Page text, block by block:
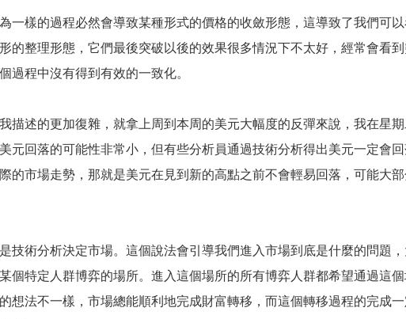
樣的過程必然會導致某種形式的價格的收斂形態，這導致了我們可
的整理形態，它們最後突破以後的效果很多情況下不太好，經常會看
過程中沒有得到有效的一致化。
述的更加復雜，就拿上周到本周的美元大幅度的反彈來說，我在星
元回落的可能性非常小，但有些分析員通過技術分析得出美元一定會
的市場走勢，那就是美元在見到新的高點之前不會輕易回落，可能大
術分析決定市場。這個說法會引導我們進入市場到底是什麼的問題，
個特定人群博弈的場所。進入這個場所的所有博弈人群都希望通過這
想法不一樣，市場總能順利地完成財富轉移，而這個轉移過程的完成